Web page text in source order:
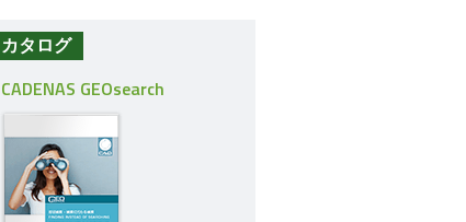
カタログ
CADENAS GEOsearch